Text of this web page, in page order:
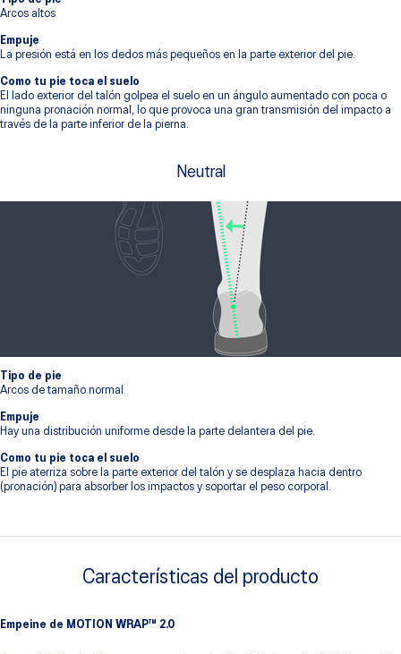
Arcos altos
Empuje
La presión está en los dedos más pequeños en la parte exterior del pie.
Como tu pie toca el suelo
El lado exterior del talón golpea el suelo en un ángulo aumentado con poca o
ninguna pronación normal, lo que provoca una gran transmisión del impacto a
través de la parte inferior de la pierna.
Neutral
Tipo de pie
Arcos de tamaño normal
Empuje
Hay una distribución uniforme desde la parte delantera del pie.
Como tu pie toca el suelo
El pie aterriza sobre la parte exterior del talón y se desplaza hacia dentro
(pronación) para absorber los impactos y soportar el peso corporal.
Características del producto
Empeine de MOTION WRAP™ 2.0